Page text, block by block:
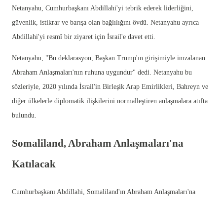
Netanyahu, Cumhurbaşkanı Abdillahi'yi tebrik ederek liderliğini,
güvenlik, istikrar ve barışa olan bağlılığını övdü. Netanyahu ayrıca
Abdillahi'yi resmî bir ziyaret için İsrail'e davet etti.
Netanyahu, "Bu deklarasyon, Başkan Trump'ın girişimiyle imzalanan
Abraham Anlaşmaları'nın ruhuna uygundur" dedi. Netanyahu bu
sözleriyle, 2020 yılında İsrail'in Birleşik Arap Emirlikleri, Bahreyn ve
diğer ülkelerle diplomatik ilişkilerini normalleştiren anlaşmalara atıfta
bulundu.
Somaliland, Abraham Anlaşmaları'na
Katılacak
Cumhurbaşkanı Abdillahi, Somaliland'ın Abraham Anlaşmaları'na